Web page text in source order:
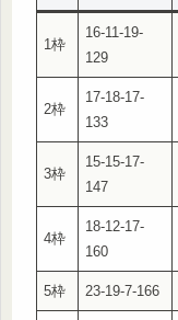
1枠
16-11-19-
129
2枠
17-18-17-
133
3枠
15-15-17-
147
4枠
18-12-17-
160
5枠 23-19-7-166